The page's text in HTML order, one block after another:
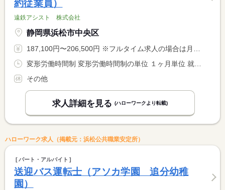
約従業員）
遠鉄アシスト 株式会社
静岡県浜松市中央区
187,100円〜206,500円 ※フルタイム求人の場合は月額（換算額）、パート求人の場合は時間額を表示しています。
その他
求人詳細を見る (ハローワークより転載)
ハローワーク求人（掲載元：浜松公共職業安定所）
パート・アルバイト
送迎バス運転士（アソカ学園 追分幼稚
園）